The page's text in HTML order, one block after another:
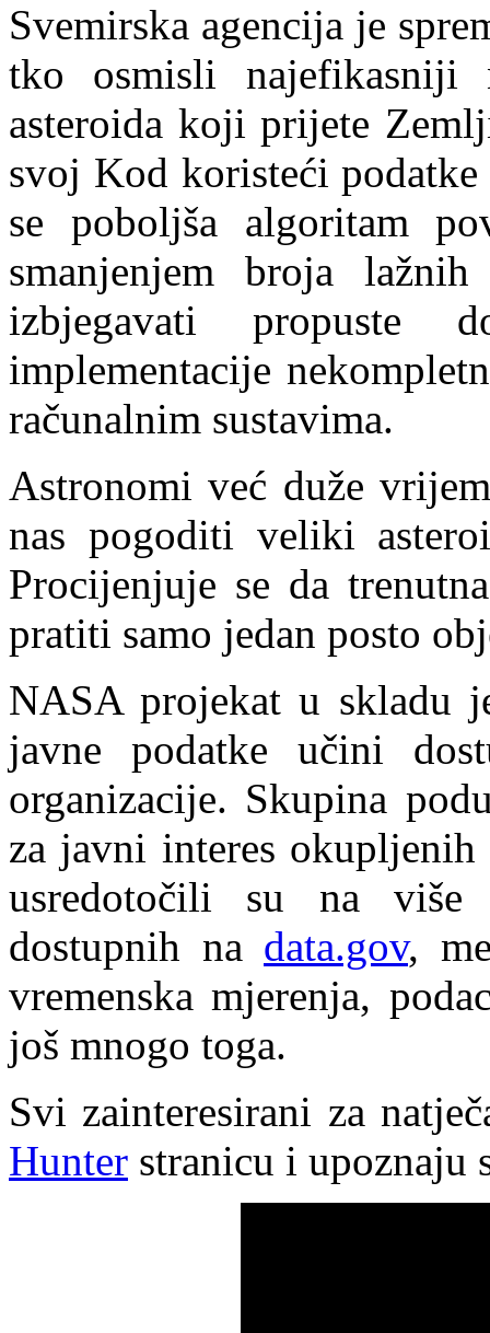
Svemirska agencija je
tko osmisli najefikasniji
asteroida koji prijete
svoj Kod koristeći
se poboljša algoritam
smanjenjem broja
izbjegavati
implementacije
računalnim sustavima.
Astronomi već duže
nas pogoditi veliki
Procijenjuje se da
pratiti samo jedan posto
NASA projekat u skladu
javne podatke učini
organizacije. Skupina
za javni interes okupljenih
usredotočili su na više
dostupnih na data.gov,
vremenska mjerenja,
još mnogo toga.
Svi zainteresirani za
Hunter stranicu i upoznaju